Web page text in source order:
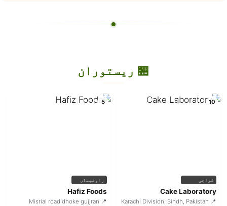
🏪 ریستوران
10
کراچی
Cake Laboratory
📍 Karachi Division, Sindh, Pakistan
5
راولپنڈی
Hafiz Foods
📍 Misrial road dhoke gujjran